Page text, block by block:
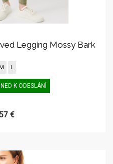
Legging Mossy Bark
M L
K ODESLÁNÍ
€